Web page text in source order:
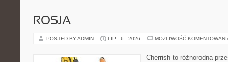
ROSJA
POSTED BY ADMIN LIP - 6 - 2026 MOŻLIWOŚĆ
Cherrish to różnorodna